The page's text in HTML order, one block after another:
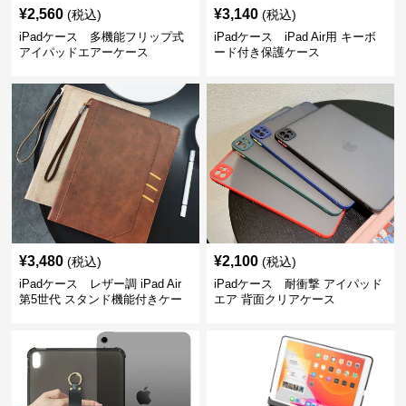
¥2,560 (税込)
iPadケース 多機能フリップ式
アイパッドエアーケース
¥3,140 (税込)
iPadケース iPad Air用 キーボ
ード付き保護ケース
¥3,480 (税込)
iPadケース レザー調 iPad Air
第5世代 スタンド機能付きケー
¥2,100 (税込)
iPadケース 耐衝撃 アイパッド
エア 背面クリアケース